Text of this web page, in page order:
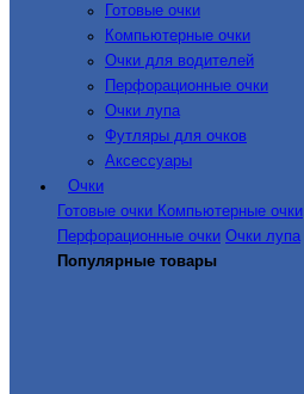
Готовые очки
Компьютерные очки
Очки для водителей
Перфорационные очки
Очки лупа
Футляры для очков
Аксессуары
Очки
Готовые очки Компьютерные очки
Перфорационные очки Очки лупа
Популярные товары